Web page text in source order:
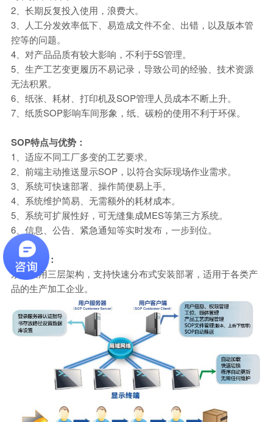
2、长期反复投入使用，浪费大。
3、人工分发效率低下、易造成文件不全、出错，以及版本管
控等的问题。
4、对产品品质有较大影响，不利于5S管理。
5、生产工艺变更履历不易记录，导致公司的经验、技术资源
无法积累。
6、纸张、耗材、打印机及SOP管理人员成本不断上升。
7、纸质SOP影响车间形象，纸、碳粉的使用不利于环保。
SOP特点与优势：
1、适应不同工厂多变的工艺要求。
2、前端主动推送显示SOP，以符合实际现场作业需求。
3、系统可快速部署、操作简便易上手。
4、系统维护简易、无需额外的耗材成本。
5、系统可扩展性好，可无缝集成MES等第三方系统。
6、信息、公告、紧急通知等实时发布，一步到位。
系统功能：
系统采用三层架构，支持快速分布式安装部署，适用于各类产
品的生产加工企业。